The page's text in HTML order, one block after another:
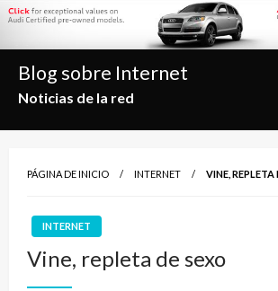
Saltar
contenido
Blog sobre Internet
Noticias de la red
PÁGINA DE INICIO INTERNET VINE, REPLETA
INTERNET
Vine, repleta de sexo